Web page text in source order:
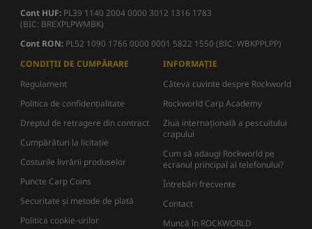
Cont HUF: PL39 1140 2004 0000 3012 1316 1783
(BIC: BREXPLPWMBK)
Cont RON: PL52 1090 1766 0000 0001 5822 1550 (BIC: WBKPPLPP)
CONDIȚII DE CUMPĂRARE
Regulament
Politica de confidențialitate
Dreptul de retragere din contract
Cumpărături la licitație
Costurile livrării produselor
Puncte Carp Coins
Securitate și metode de plată
Politica cookie-urilor
INFORMAȚIE
Câteva cuvinte despre Rockworld
Rockworld Carp Academy
Ziua internațională a pescuitului
crapului
Cum să adaugi Rockworld pe
ecranul principal al telefonului?
Întrebări frecvente
Contact
Muncă în ROCKWORLD